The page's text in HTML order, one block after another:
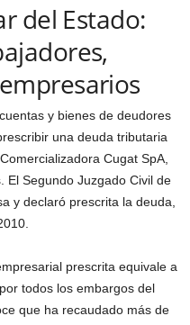
del Estado:
y bienes de deudores
una deuda tributaria
Cugat SpA,
El Segundo Juzgado Civil de
y declaró prescrita la deuda,
prescrita equivale a
todos los embargos del
que ha recaudado más de